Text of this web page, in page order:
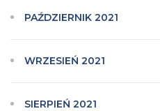
PAŹDZIERNIK 2021
WRZESIEŃ 2021
SIERPIEŃ 2021